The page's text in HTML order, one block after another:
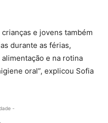
e jovens também
durante as férias,
e na rotina
oral”, explicou Sofia
-